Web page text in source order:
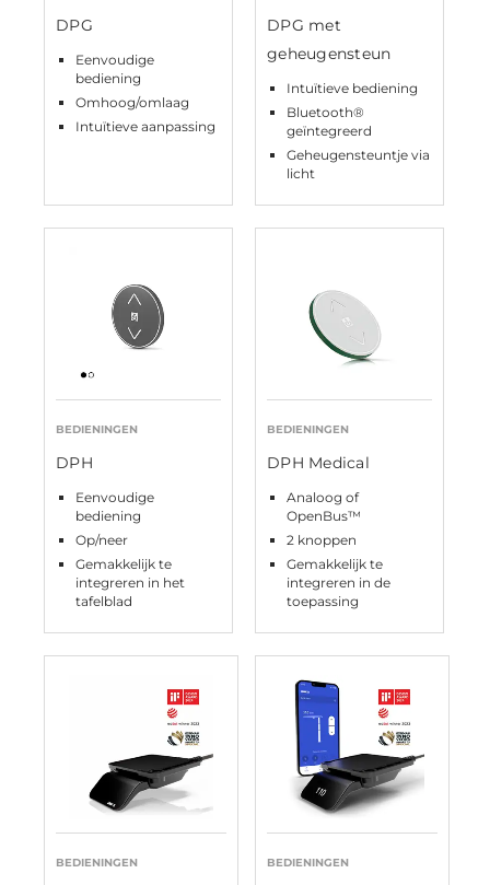
DPG
Eenvoudige
bediening
Omhoog/omlaag
Intuïtieve aanpassing
DPG met
geheugensteun
Intuïtieve bediening
Bluetooth®
geïntegreerd
Geheugensteuntje via
licht
BEDIENINGEN
DPH
Eenvoudige
bediening
Op/neer
Gemakkelijk te
integreren in het
tafelblad
BEDIENINGEN
DPH Medical
Analoog of
OpenBus™
2 knoppen
Gemakkelijk te
integreren in de
toepassing
BEDIENINGEN BEDIENINGEN